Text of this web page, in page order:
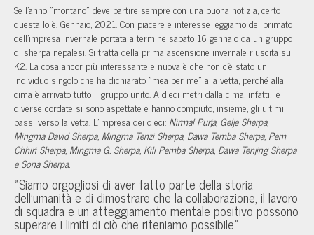
Se l'anno "montano" deve partire sempre con una buona notizia, certo
questa lo è. Gennaio, 2021. Con piacere e interesse leggiamo del primato
dell'impresa invernale portata a termine sabato 16 gennaio da un gruppo
di sherpa nepalesi. Si tratta della prima ascensione invernale riuscita sul
K2. La cosa ancor più interessante e nuova è che non c'è stato un
individuo singolo che ha dichiarato "mea per me" alla vetta, perché alla
cima è arrivato tutto il gruppo unito. A dieci metri dalla cima, infatti, le
diverse cordate si sono aspettate e hanno compiuto, insieme, gli ultimi
passi verso la vetta. L'impresa dei dieci: Nirmal Purja, Gelje Sherpa,
Mingma David Sherpa, Mingma Tenzi Sherpa, Dawa Temba Sherpa, Pem
Chhiri Sherpa, Mingma G. Sherpa, Kili Pemba Sherpa, Dawa Tenjing Sherpa
e Sona Sherpa.
«Siamo orgogliosi di aver fatto parte della storia
dell'umanità e di dimostrare che la collaborazione, il lavoro
di squadra e un atteggiamento mentale positivo possono
superare i limiti di ciò che riteniamo possibile»